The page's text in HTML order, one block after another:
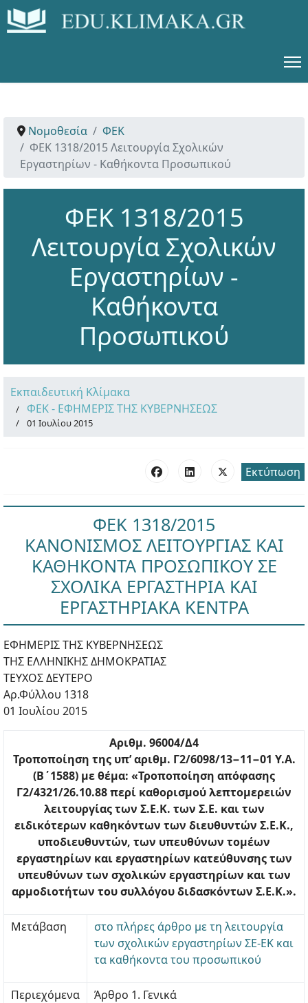
Νομοθεσία
ΦΕΚ
ΦΕΚ 1318/2015 Λειτουργία Σχολικών
Εργαστηρίων - Καθήκοντα Προσωπικού
ΦΕΚ 1318/2015
Λειτουργία Σχολικών
Εργαστηρίων -
Καθήκοντα
Προσωπικού
Εκπαιδευτική Κλίμακα
ΦΕΚ - ΕΦΗΜΕΡΙΣ ΤΗΣ ΚΥΒΕΡΝΗΣΕΩΣ
01 Ιουλίου 2015
Εκτύπωση
ΦΕΚ 1318/2015
ΚΑΝΟΝΙΣΜΟΣ ΛΕΙΤΟΥΡΓΙΑΣ ΚΑΙ
ΚΑΘΗΚΟΝΤΑ ΠΡΟΣΩΠΙΚΟΥ ΣΕ
ΣΧΟΛΙΚΑ ΕΡΓΑΣΤΗΡΙΑ ΚΑΙ
ΕΡΓΑΣΤΗΡΙΑΚΑ ΚΕΝΤΡΑ
ΕΦΗΜΕΡΙΣ ΤΗΣ ΚΥΒΕΡΝΗΣΕΩΣ
ΤΗΣ ΕΛΛΗΝΙΚΗΣ ΔΗΜΟΚΡΑΤΙΑΣ
ΤΕΥΧΟΣ ΔΕΥΤΕΡΟ
Αρ.Φύλλου 1318
01 Ιουλίου 2015
Αριθμ. 96004/Δ4
Τροποποίηση της υπ’ αριθμ. Γ2/6098/13−11−01 Υ.Α.
(Β΄1588) με θέμα: «Τροποποίηση απόφασης
Γ2/4321/26.10.88 περί καθορισμού λεπτομερειών
λειτουργίας των Σ.Ε.Κ. των Σ.Ε. και των
ειδικότερων καθηκόντων των διευθυντών Σ.Ε.Κ.,
υποδιευθυντών, των υπευθύνων τομέων
εργαστηρίων και εργαστηρίων κατεύθυνσης των
υπευθύνων των σχολικών εργαστηρίων και των
αρμοδιοτήτων του συλλόγου διδασκόντων Σ.Ε.Κ.».
Μετάβαση
στο πλήρες άρθρο με τη λειτουργία
των σχολικών εργαστηρίων ΣΕ-ΕΚ και
τα καθήκοντα του προσωπικού
Περιεχόμενα
Άρθρο 1. Γενικά